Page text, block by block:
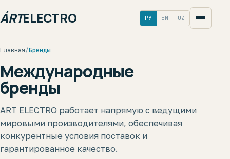
ÁRTELECTRO РУ EN UZ
Главная/Бренды
Международные
бренды
ART ELECTRO работает напрямую с ведущими
мировыми производителями, обеспечивая
конкурентные условия поставок и
гарантированное качество.